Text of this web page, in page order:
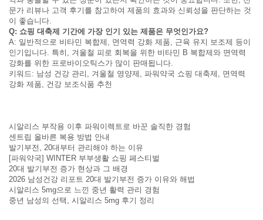
문가 리뷰나 고객 후기를 참고하여 제품의 효과와 신뢰성을 판단하는 것
이 좋습니다.
Q: 쇼핑 대축제 기간에 가장 인기 있는 제품은 무엇인가요?
A: 일반적으로 비타민 복합제, 면역력 강화 제품, 근육 유지 보조제 등이
인기입니다. 특히, 겨울철 피로 회복을 위한 비타민 B 복합제와 면역력
강화를 위한 프로바이오틱스가 많이 판매됩니다.
키워드: 남성 건강 관리, 겨울철 영양제, 파워약국 쇼핑 대축제, 면역력
강화 제품, 건강 보조식품 추천
시알리스 부작용 이후 파워이렉트로 바꾼 솔직한 경험
센트립 올바른 복용 방법 안내
발기부전, 20대부터 관리해야 하는 이유
[파워약국] WINTER 부부생활 쇼핑 페스티벌
20대 발기부전 증가 현상과 그 배경
2026 남성건강 리포트 20대 발기부전 증가 이유와 해법
시알리스 5mg으로 느낀 중년 활력 관리 경험
중년 남성의 선택, 시알리스 5mg 후기 정리